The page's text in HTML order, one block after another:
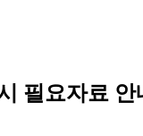
필요자료 안